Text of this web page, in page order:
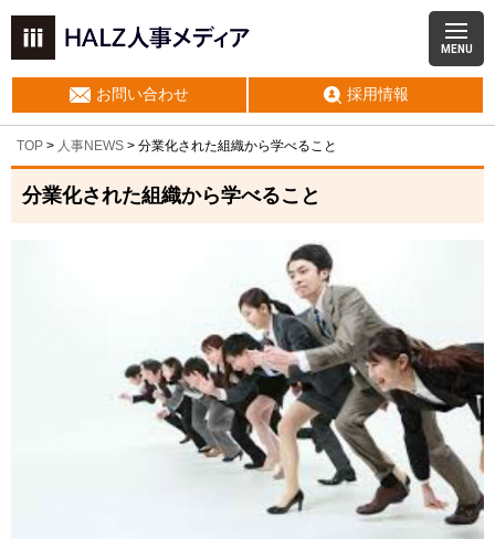
MENU
お問い合わせ 採用情報
TOP > 人事NEWS > 分業化された組織から学べること
分業化された組織から学べること